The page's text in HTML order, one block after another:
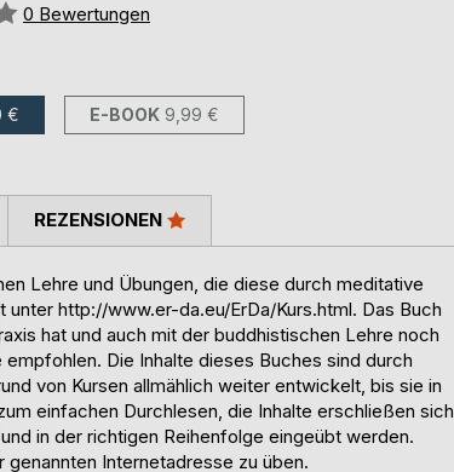
0 Bewertungen
€ E-BOOK 9,99 €
Lehre und Übungen, die diese durch meditative
http://www.er-da.eu/ErDa/Kurs.html. Das Buch
hat und auch mit der buddhistischen Lehre noch
Die Inhalte dieses Buches sind durch
von Kursen allmählich weiter entwickelt, bis sie in
einfachen Durchlesen, die Inhalte erschließen sich
in der richtigen Reihenfolge eingeübt werden.
Internetadresse zu üben.
REZENSIONEN